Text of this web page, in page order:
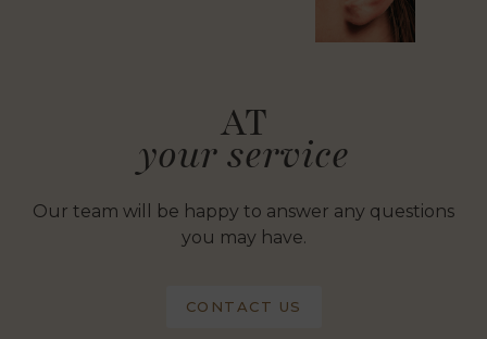
AT
your service
Our team will be happy to answer any questions
you may have.
CONTACT US